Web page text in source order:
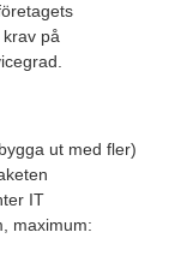
på
ut med fler)
IT
maximum: